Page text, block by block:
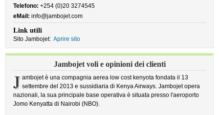
Telefono: +254 (0)20 3274545
eMail: info@jambojet.com
Link utili
Sito Jambojet: Aprire sito
Jambojet voli e opinioni dei clienti
J ambojet è una compagnia aerea low cost kenyota fondata il 13
settembre del 2013 e sussidiaria di Kenya Airways. Jambojet opera
nazionali, la sua principale base operativa è situata presso l'aeroporto
Jomo Kenyatta di Nairobi (NBO).